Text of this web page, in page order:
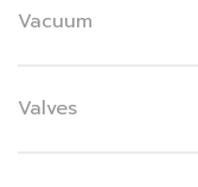
Vacuum
Valves